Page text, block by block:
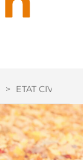
> ETAT CIVIL